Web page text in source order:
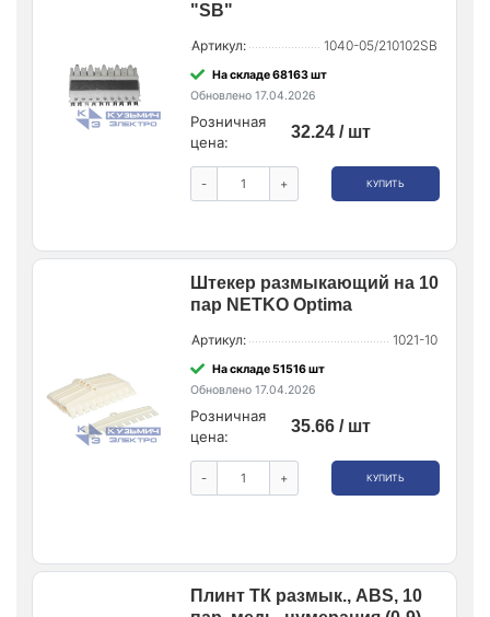
"SB"
Артикул: 1040-05/210102SB
На складе 68163 шт
Обновлено 17.04.2026
Розничная
цена:
32.24 / шт
- + КУПИТЬ
Штекер размыкающий на 10
пар NETKO Optima
Артикул: 1021-10
На складе 51516 шт
Обновлено 17.04.2026
Розничная
цена:
35.66 / шт
- + КУПИТЬ
Плинт ТК размык., ABS, 10